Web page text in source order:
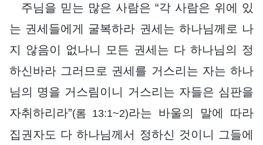
주님을 믿는 많은 사람은 “각 사람은 위에 있
는 권세들에게 굴복하라 권세는 하나님께로 나
지 않음이 없나니 모든 권세는 다 하나님의 정
하신바라 그러므로 권세를 거스리는 자는 하나
님의 명을 거스림이니 거스리는 자들은 심판을
자취하리라”(롬 13:1~2)라는 바울의 말에 따라
집권자도 다 하나님께서 정하신 것이니 그들에